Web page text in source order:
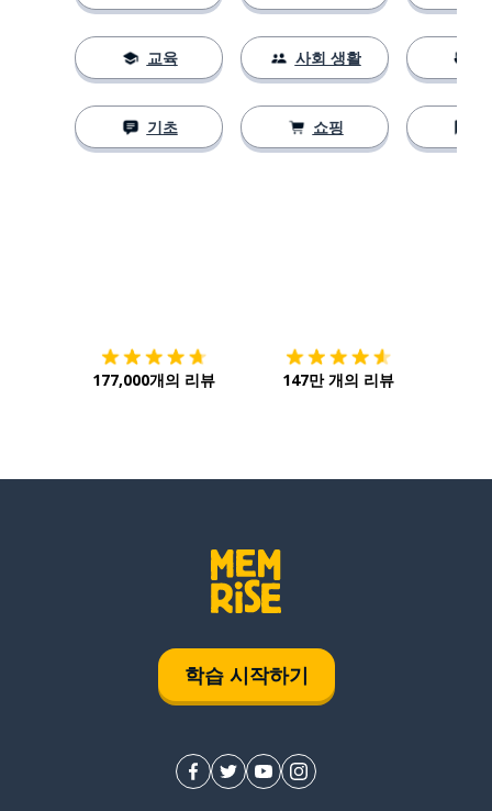
교육
기초
사회 생활
쇼핑
177,000개의 리뷰 147만 개의 리뷰
학습 시작하기